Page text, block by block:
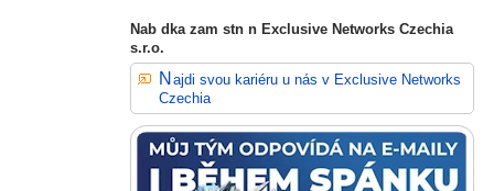
Nab dka zam stn n Exclusive Networks Czechia
s.r.o.
Najdi svou kariéru u nás v Exclusive Networks
Czechia